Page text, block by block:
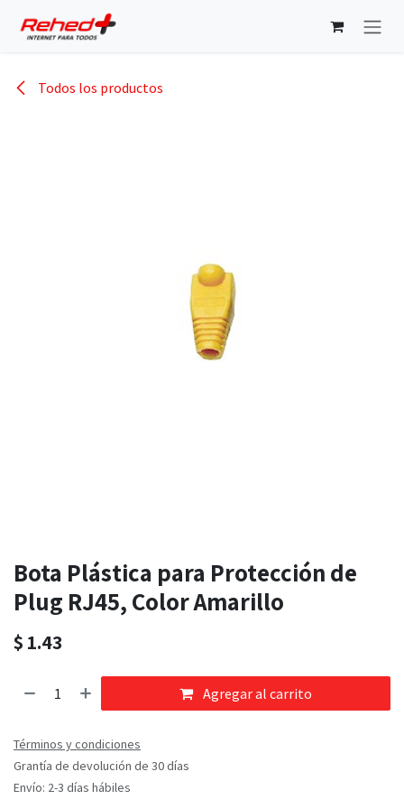
Todos los productos
Bota Plástica para Protección de
Plug RJ45, Color Amarillo
$ 1.43
Agregar al carrito
Términos y condiciones
Grantía de devolución de 30 días
Envío: 2-3 días hábiles